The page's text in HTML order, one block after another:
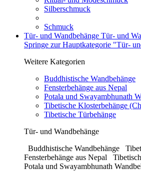
Silberschmuck
Schmuck
Tür- und Wandbehänge Tür- und
Springe zur Hauptkategorie "Tür-
Weitere Kategorien
Buddhistische Wandbehänge
Fensterbehänge aus Nepal
Potala und Swayambhunath
Tibetische Klosterbehänge
Tibetische Türbehänge
Tür- und Wandbehänge
Buddhistische Wandbehänge
Fensterbehänge aus Nepal
Potala und Swayambhunath